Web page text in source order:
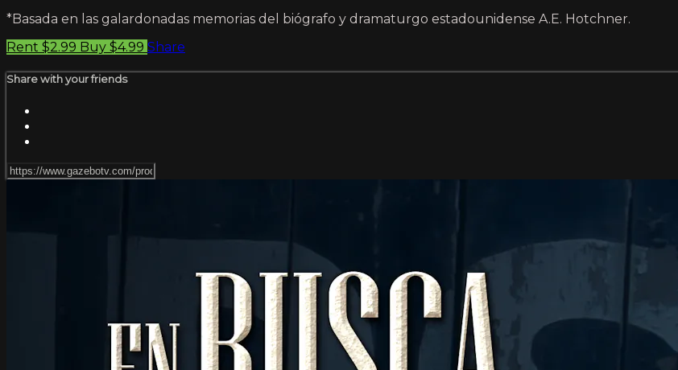
*Basada en las galardonadas memorias del biógrafo y dramaturgo estadounidense A.E. Hotchner.
Rent $2.99 Buy $4.99 Share
Share with your friends